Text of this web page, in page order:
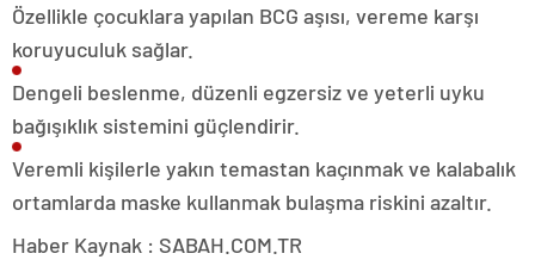
Özellikle çocuklara yapılan BCG aşısı, vereme karşı
koruyuculuk sağlar.
Dengeli beslenme, düzenli egzersiz ve yeterli uyku
bağışıklık sistemini güçlendirir.
Veremli kişilerle yakın temastan kaçınmak ve kalabalık
ortamlarda maske kullanmak bulaşma riskini azaltır.
Haber Kaynak : SABAH.COM.TR